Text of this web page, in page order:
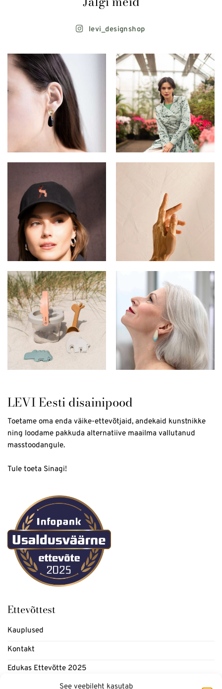
See veebileht kasutab
levi_designshop
LEVI Eesti disainipood
Toetame oma enda väike-ettevõtjaid, andekaid kunstnikke
ning loodame pakkuda alternatiive maailma vallutanud
masstoodangule.
Tule toeta Sinagi!
Ettevõttest
Kauplused
Kontakt
Edukas Ettevõtte 2025